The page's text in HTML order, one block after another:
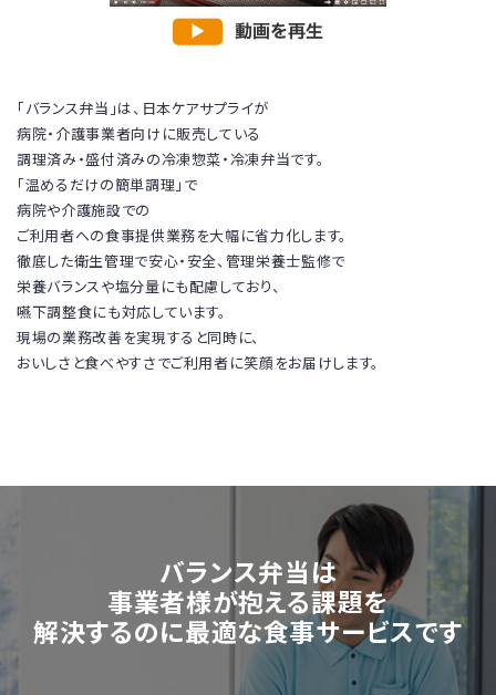
・2025年4月17日 アレルゲン一覧 更新のお知らせ
一部商品にアレルゲンの変更がございますので、アレルゲ
ン一覧を更新しました。
・2025年3月14日 アレルゲン一覧 更新のお知らせ
一部商品にアレルゲンの変更がございますので、アレルゲ
・2025年2月21日 アレルゲン一覧 訂正のお知らせ
朝ごはん ふつう食「オムレツ&ハムステーキ」のアレルゲ
ン表記に誤りがございましたので、アレルゲン一覧を訂正
ご迷惑をお掛けいたしましたこと、深くお詫び申し上げま
す。
「バランス弁当」は、日本ケアサプライが
病院・介護事業者向けに販売している
調理済み・盛付済みの冷凍惣菜・冷凍弁当です。
「温めるだけの簡単調理」で
病院や介護施設での
ご利用者への食事提供業務を大幅に省力化します。
徹底した衛生管理で安心・安全、管理栄養士監修で
栄養バランスや塩分量にも配慮しており、
嚥下調整食にも対応しています。
現場の業務改善を実現すると同時に、
おいしさと食べやすさでご利用者に笑顔をお届けします。
バランス弁当は
事業者様が抱える課題を
解決するのに最適な食事サービスです